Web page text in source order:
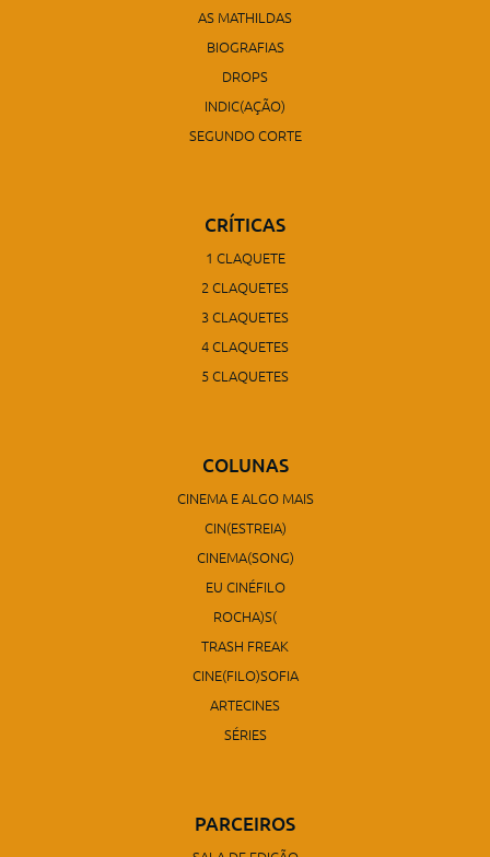
AS MATHILDAS
BIOGRAFIAS
DROPS
INDIC(AÇÃO)
SEGUNDO CORTE
CRÍTICAS
1 CLAQUETE
2 CLAQUETES
3 CLAQUETES
4 CLAQUETES
5 CLAQUETES
COLUNAS
CINEMA E ALGO MAIS
CIN(ESTREIA)
CINEMA(SONG)
EU CINÉFILO
ROCHA)S(
TRASH FREAK
CINE(FILO)SOFIA
ARTECINES
SÉRIES
PARCEIROS